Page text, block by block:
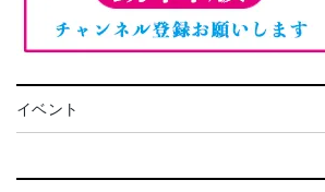
イベント